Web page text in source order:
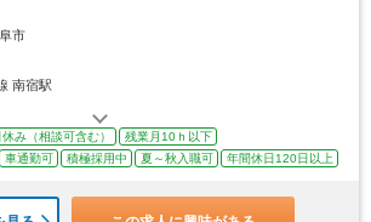
市
南宿駅
休み（相談可含む）
残業月10ｈ以下
車通勤可 積極採用中 夏～秋入職可 年間休日120日以上